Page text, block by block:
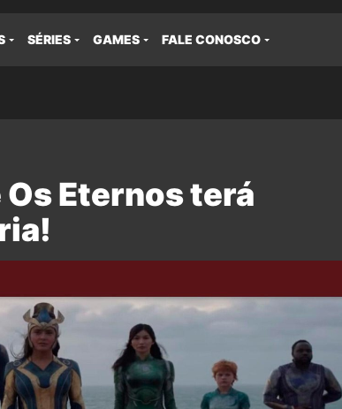
SÉRIES GAMES FALE CONOSCO
Eternos terá